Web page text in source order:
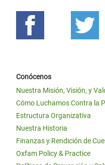
Conócenos
Nuestra Misión, Visión, y
Cómo Luchamos Contra la
Estructura Organizativa
Nuestra Historia
Finanzas y Rendición de
Oxfam Policy & Practice